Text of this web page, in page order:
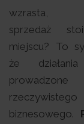
wzrasta,
sprzedaż
miejscu? To
że
prowadzone
biznesowego.